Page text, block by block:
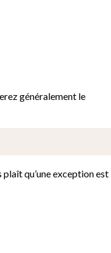
généralement le
qu’une exception est